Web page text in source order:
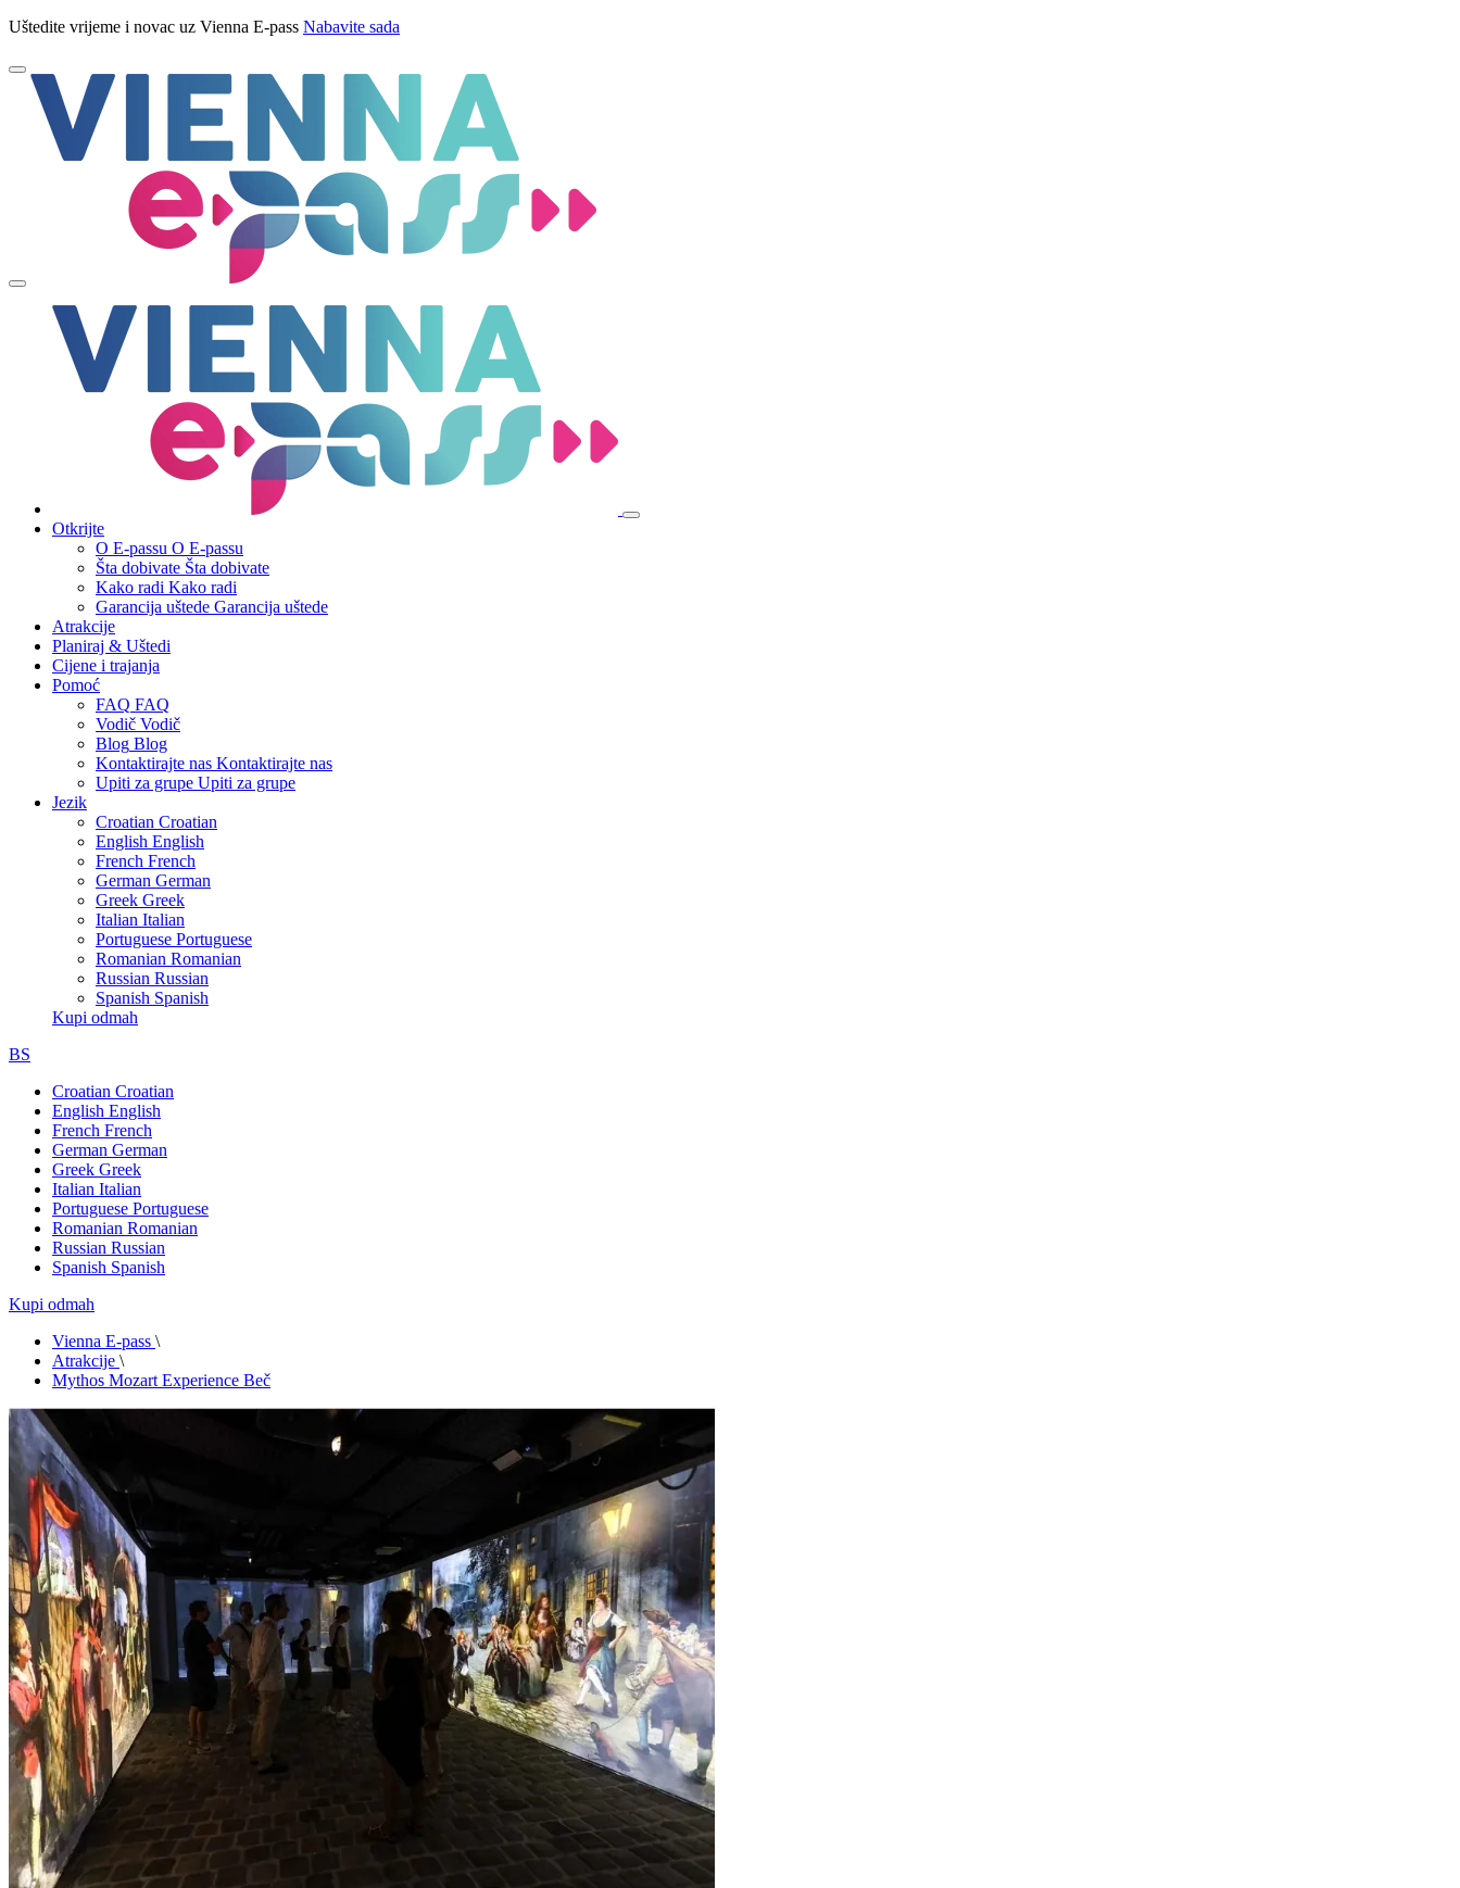
Uštedite vrijeme i novac uz Vienna E-pass Nabavite sada
Otkrijte
O E-passu O E-passu
Šta dobivate Šta dobivate
Kako radi Kako radi
Garancija uštede Garancija uštede
Atrakcije
Planiraj & Uštedi
Cijene i trajanja
Pomoć
FAQ FAQ
Vodič Vodič
Blog Blog
Kontaktirajte nas Kontaktirajte nas
Upiti za grupe Upiti za grupe
Jezik
Croatian Croatian
English English
French French
German German
Greek Greek
Italian Italian
Portuguese Portuguese
Romanian Romanian
Russian Russian
Spanish Spanish
Kupi odmah
BS
Croatian Croatian
English English
French French
German German
Greek Greek
Italian Italian
Portuguese Portuguese
Romanian Romanian
Russian Russian
Spanish Spanish
Kupi odmah
Vienna E-pass \
Atrakcije \
Mythos Mozart Experience Beč